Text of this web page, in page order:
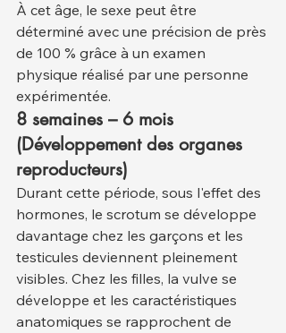
À cet âge, le sexe peut être
déterminé avec une précision de près
de 100 % grâce à un examen
physique réalisé par une personne
expérimentée.
8 semaines – 6 mois
(Développement des organes
reproducteurs)
Durant cette période, sous l'effet des
hormones, le scrotum se développe
davantage chez les garçons et les
testicules deviennent pleinement
visibles. Chez les filles, la vulve se
développe et les caractéristiques
anatomiques se rapprochent de